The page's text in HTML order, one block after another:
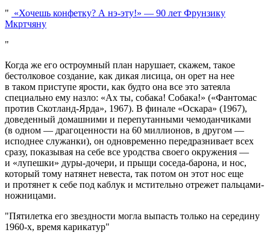
«Хочешь конфетку? А нэ-эту!» — 90 лет Фрунзику
Мкртчяну
Когда же его остроумный план нарушает, скажем, такое
бестолковое создание, как дикая лисица, он орет на нее
в таком приступе ярости, как будто она все это затеяла
специально ему назло: «Ах ты, собака! Собака!» («Фантомас
против Скотланд-Ярда», 1967). В финале «Оскара» (1967),
доведенный домашними и перепутанными чемоданчиками
(в одном — драгоценности на 60 миллионов, в другом —
исподнее служанки), он одновременно передразнивает всех
сразу, показывая на себе все уродства своего окружения —
и «лупешки» дуры-дочери, и прыщи соседа-барона, и нос,
который тому натянет невеста, так потом он этот нос еще
и протянет к себе под каблук и мстительно отрежет пальцами-
ножницами.
Пятилетка его звездности могла выпасть только на середину
1960-х, время карикатур